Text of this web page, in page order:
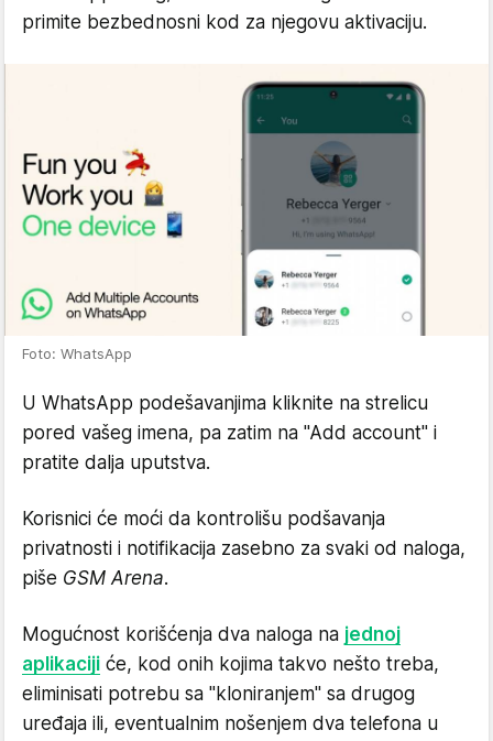
primite bezbednosni kod za njegovu aktivaciju.
Foto: WhatsApp
U WhatsApp podešavanjima kliknite na strelicu
pored vašeg imena, pa zatim na "Add account" i
pratite dalja uputstva.
Korisnici će moći da kontrolišu podšavanja
privatnosti i notifikacija zasebno za svaki od naloga,
piše GSM Arena.
Mogućnost korišćenja dva naloga na jednoj
aplikaciji će, kod onih kojima takvo nešto treba,
eliminisati potrebu sa "kloniranjem" sa drugog
uređaja ili, eventualnim nošenjem dva telefona u